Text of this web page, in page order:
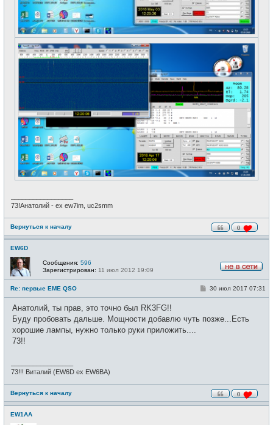
0
73!Анатолий - ex ew7im, uc2smm
Вернуться к началу
EW6D
е
в
с
Сообщения: 596
Зарегистрирован: 11 июл 2012 19:09
Re: первые EME QSO
0
С
щ
30 июл 2017 07:31
Анатолий, ты прав, это точно был RK3FG!!
Буду пробовать дальше. Мощности добавлю чуть позже...Есть
хорошие лампы, нужно только руки приложить....
73!!
73!!! Виталий (EW6D ex EW6BA)
Вернуться к началу
EW1AA